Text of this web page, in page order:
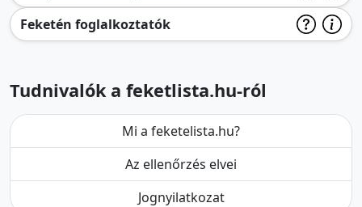
Feketén foglalkoztatók
Tudnivalók a feketlista.hu-ról
Mi a feketelista.hu?
Az ellenőrzés elvei
Jognyilatkozat